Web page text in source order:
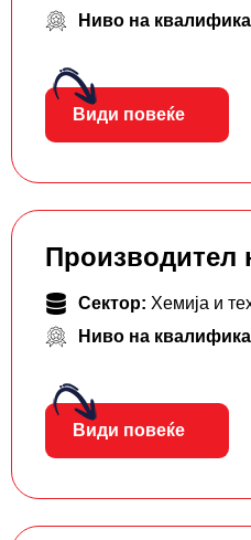
Ниво на
Види повеќе
Производител
Сектор: Хемија и
Ниво на
Види повеќе